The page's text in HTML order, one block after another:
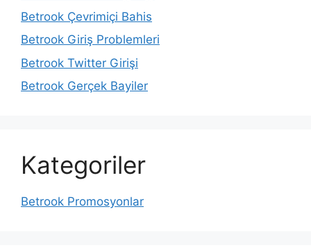
Betrook Çevrimiçi Bahis
Betrook Giriş Problemleri
Betrook Twitter Girişi
Betrook Gerçek Bayiler
Kategoriler
Betrook Promosyonlar